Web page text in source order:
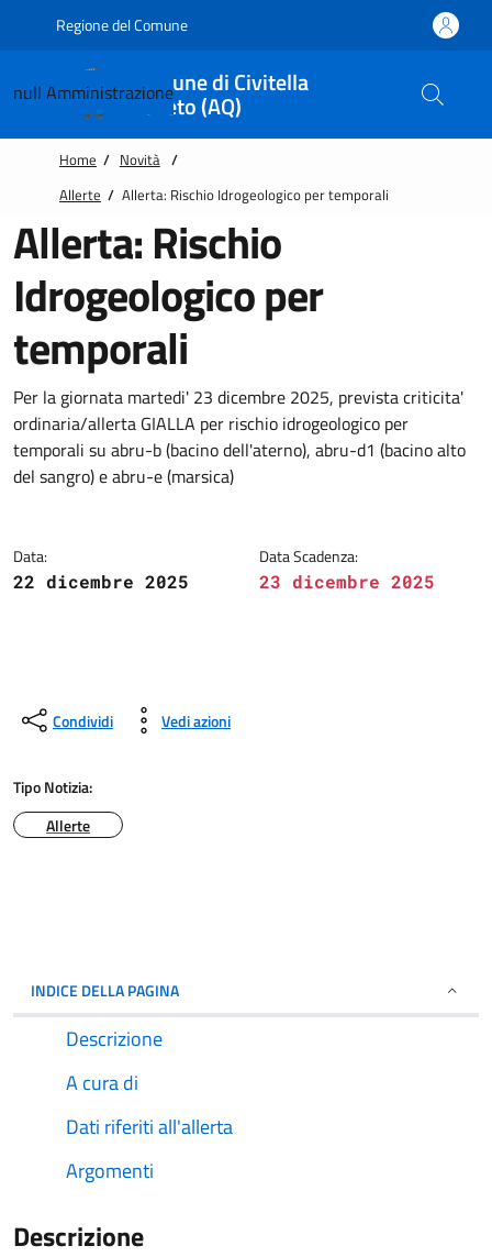
Regione del Comune
Comune di Civitella
Roveto (AQ)
null Amministrazione
Home / Novità /
Allerte / Allerta: Rischio Idrogeologico per temporali
Allerta: Rischio
Idrogeologico per
temporali
Per la giornata martedi' 23 dicembre 2025, prevista criticita'
ordinaria/allerta GIALLA per rischio idrogeologico per
temporali su abru-b (bacino dell'aterno), abru-d1 (bacino alto
del sangro) e abru-e (marsica)
Data:
22 dicembre 2025
Data Scadenza:
23 dicembre 2025
Condividi Vedi azioni
Tipo Notizia:
Allerte
INDICE DELLA PAGINA
Descrizione
A cura di
Dati riferiti all'allerta
Argomenti
Descrizione